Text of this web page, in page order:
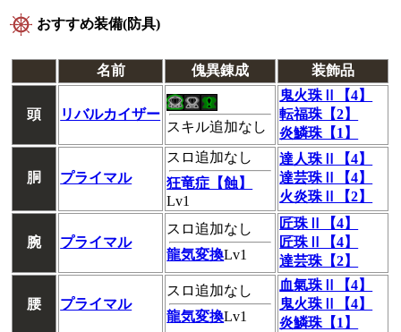
おすすめ装備(防具)
名前 傀異錬成 装飾品
頭
リバルカイザー
スキル追加なし
鬼火珠Ⅱ【4】
転福珠【2】
炎鱗珠【1】
胴 プライマル
スロ追加なし
狂竜症【蝕】
Lv1
達人珠Ⅱ【4】
達芸珠Ⅱ【4】
火炎珠Ⅱ【2】
腕 プライマル
スロ追加なし
龍気変換Lv1
匠珠Ⅱ【4】
匠珠Ⅱ【4】
達芸珠【2】
腰 プライマル
スロ追加なし
龍気変換Lv1
血氣珠Ⅱ【4】
鬼火珠Ⅱ【4】
炎鱗珠【1】